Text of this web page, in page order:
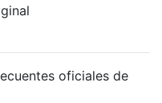
oficiales de